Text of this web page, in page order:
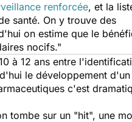
renforcée, et la
santé. On y trouve des
on estime que le
nocifs."
à 12 ans entre
le développement d'un
c'est
tombe sur un "hit", une